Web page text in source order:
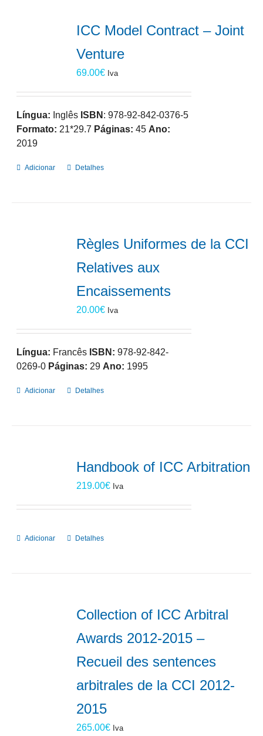
ICC Model Contract – Joint
Venture
69.00€ Iva
Língua: Inglês ISBN : 978-92-842-0376-5
Formato: 21*29.7 Páginas: 45 Ano:
2019
Adicionar Detalhes
Règles Uniformes de la CCI
Relatives aux
Encaissements
20.00€ Iva
Língua: Francês ISBN: 978-92-842-
0269-0 Páginas: 29 Ano: 1995
Adicionar Detalhes
Handbook of ICC Arbitration
219.00€ Iva
Adicionar Detalhes
Collection of ICC Arbitral
Awards 2012-2015 –
Recueil des sentences
arbitrales de la CCI 2012-
2015
265.00€ Iva